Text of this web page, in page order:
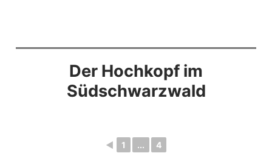
Der Hochkopf im
Südschwarzwald
◄ 1 ... 4